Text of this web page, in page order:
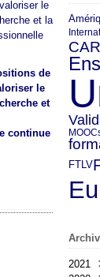
de
le
et
continue
FTLV
2021